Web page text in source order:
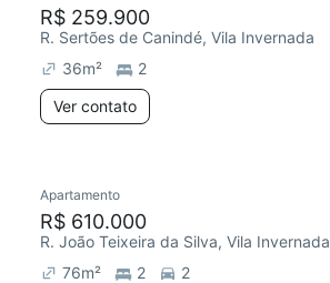
R$ 259.900
R. Sertões de Canindé, Vila Invernada
36m²
2
Ver contato
Redecorar
Apartamento
R$ 610.000
R. João Teixeira da Silva, Vila Invernada
76m² 2
2